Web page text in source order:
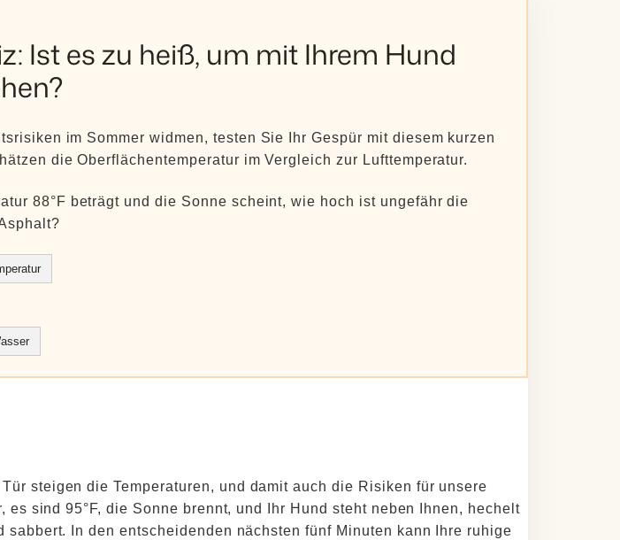
Ist es zu heiß, um mit Ihrem Hund
im Sommer widmen, testen Sie Ihr Gespür mit diesem kurzen
die Oberflächentemperatur im Vergleich zur Lufttemperatur.
88°F beträgt und die Sonne scheint, wie hoch ist ungefähr die
steigen die Temperaturen, und damit auch die Risiken für unsere
es sind 95°F, die Sonne brennt, und Ihr Hund steht neben Ihnen, hechelt
sabbert. In den entscheidenden nächsten fünf Minuten kann Ihre ruhige